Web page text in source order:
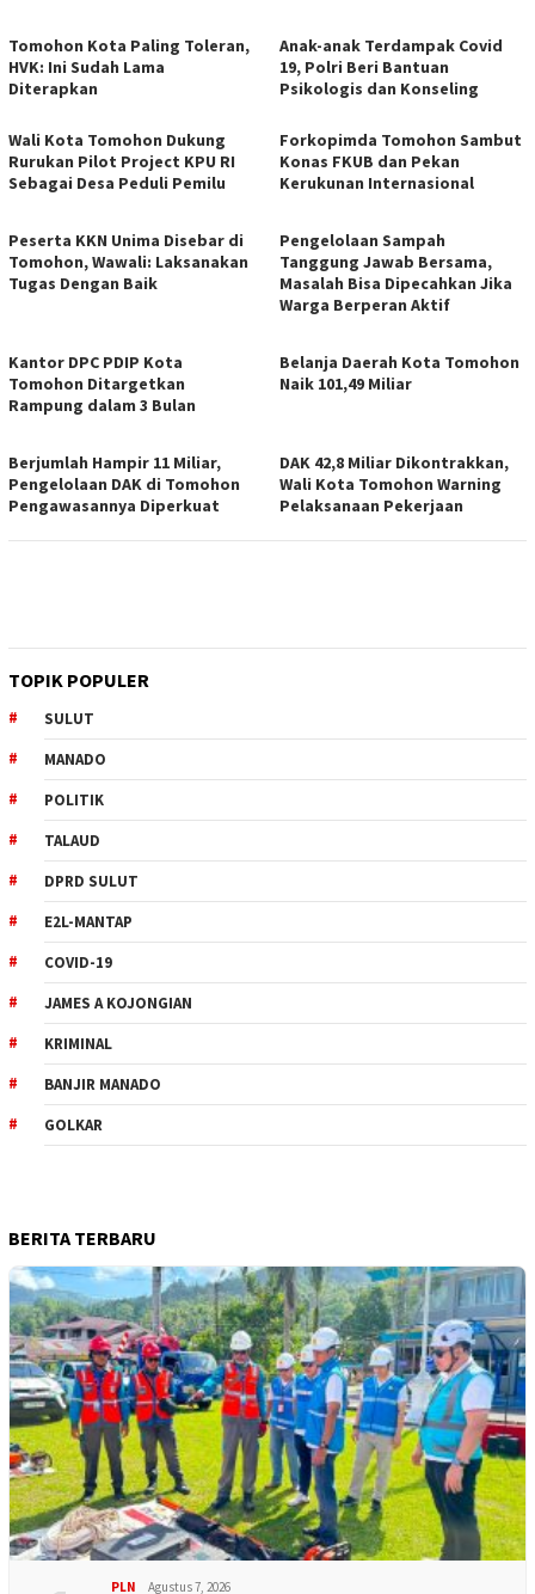
Tomohon Kota Paling Toleran,
HVK: Ini Sudah Lama
Diterapkan
Anak-anak Terdampak Covid
19, Polri Beri Bantuan
Psikologis dan Konseling
Wali Kota Tomohon Dukung
Rurukan Pilot Project KPU RI
Sebagai Desa Peduli Pemilu
Forkopimda Tomohon Sambut
Konas FKUB dan Pekan
Kerukunan Internasional
Peserta KKN Unima Disebar di
Tomohon, Wawali: Laksanakan
Tugas Dengan Baik
Pengelolaan Sampah
Tanggung Jawab Bersama,
Masalah Bisa Dipecahkan Jika
Warga Berperan Aktif
Kantor DPC PDIP Kota
Tomohon Ditargetkan
Rampung dalam 3 Bulan
Belanja Daerah Kota Tomohon
Naik 101,49 Miliar
Berjumlah Hampir 11 Miliar,
Pengelolaan DAK di Tomohon
Pengawasannya Diperkuat
DAK 42,8 Miliar Dikontrakkan,
Wali Kota Tomohon Warning
Pelaksanaan Pekerjaan
TOPIK POPULER
SULUT
MANADO
POLITIK
TALAUD
DPRD SULUT
E2L-MANTAP
COVID-19
JAMES A KOJONGIAN
KRIMINAL
BANJIR MANADO
GOLKAR
BERITA TERBARU
PLN Agustus 7, 2026